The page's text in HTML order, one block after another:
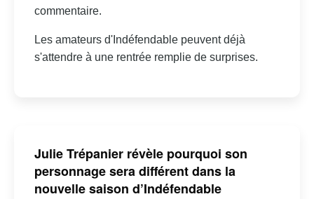
commentaire.
Les amateurs d'Indéfendable peuvent déjà
s'attendre à une rentrée remplie de surprises.
Julie Trépanier révèle pourquoi son
personnage sera différent dans la
nouvelle saison d’Indéfendable